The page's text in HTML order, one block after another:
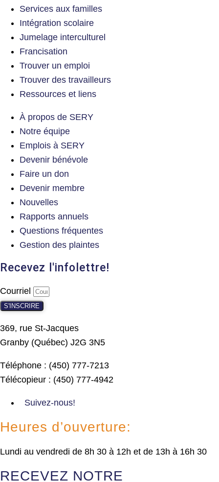
Services aux familles
Intégration scolaire
Jumelage interculturel
Francisation
Trouver un emploi
Trouver des travailleurs
Ressources et liens
À propos de SERY
Notre équipe
Emplois à SERY
Devenir bénévole
Faire un don
Devenir membre
Nouvelles
Rapports annuels
Questions fréquentes
Gestion des plaintes
Recevez l'infolettre!
Courriel
S'INSCRIRE
369, rue St-Jacques
Granby (Québec) J2G 3N5
Téléphone : (450) 777-7213
Télécopieur : (450) 777-4942
Suivez-nous!
Heures d’ouverture:
Lundi au vendredi de 8h 30 à 12h et de 13h à 16h 30
RECEVEZ NOTRE